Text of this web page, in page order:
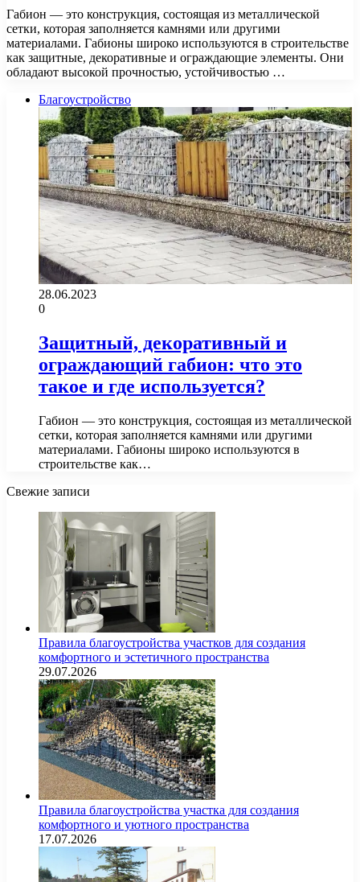
Габион — это конструкция, состоящая из металлической
сетки, которая заполняется камнями или другими
материалами. Габионы широко используются в строительстве
как защитные, декоративные и ограждающие элементы. Они
обладают высокой прочностью, устойчивостью …
Благоустройство
28.06.2023
0
Защитный, декоративный и
ограждающий габион: что это
такое и где используется?
Габион — это конструкция, состоящая из металлической
сетки, которая заполняется камнями или другими
материалами. Габионы широко используются в
строительстве как…
Свежие записи
Правила благоустройства участков для создания
комфортного и эстетичного пространства
29.07.2026
Правила благоустройства участка для создания
комфортного и уютного пространства
17.07.2026